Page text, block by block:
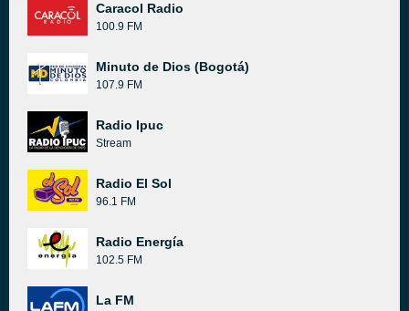
Caracol Radio
100.9 FM
Minuto de Dios (Bogotá)
107.9 FM
Radio Ipuc
Stream
Radio El Sol
96.1 FM
Radio Energía
102.5 FM
La FM